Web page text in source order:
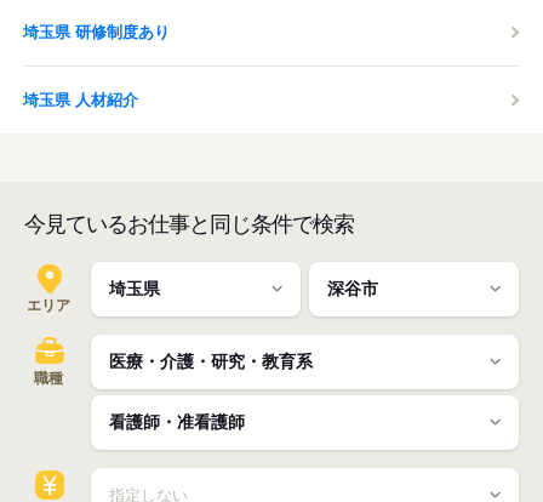
埼玉県 研修制度あり
埼玉県 人材紹介
今見ているお仕事と同じ条件で検索
エリア
職種